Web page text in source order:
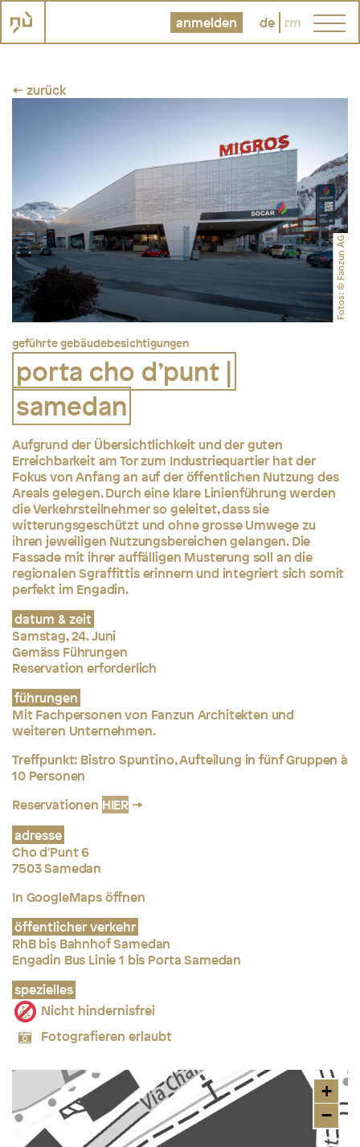
anmelden de rm
← zurück
Fotos: © Fanzun AG
geführte gebäudebesichtigungen
porta cho d’punt |
samedan
Aufgrund der Übersichtlichkeit und der guten
Erreichbarkeit am Tor zum Industriequartier hat der
Fokus von Anfang an auf der öffentlichen Nutzung des
Areals gelegen. Durch eine klare Linienführung werden
die Verkehrsteilnehmer so geleitet, dass sie
witterungsgeschützt und ohne grosse Umwege zu
ihren jeweiligen Nutzungsbereichen gelangen. Die
Fassade mit ihrer auffälligen Musterung soll an die
regionalen Sgraffittis erinnern und integriert sich somit
perfekt im Engadin.
datum & zeit
Samstag, 24. Juni
Gemäss Führungen
Reservation erforderlich
führungen
Mit Fachpersonen von Fanzun Architekten und
weiteren Unternehmen.
Treffpunkt: Bistro Spuntino, Aufteilung in fünf Gruppen à
10 Personen
Reservationen HIER
adresse
Cho d'Punt 6
7503 Samedan
In GoogleMaps öffnen
öffentlicher verkehr
RhB bis Bahnhof Samedan
Engadin Bus Linie 1 bis Porta Samedan
spezielles
Nicht hindernisfrei
Fotografieren erlaubt
+
−